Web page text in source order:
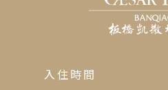
入住時間